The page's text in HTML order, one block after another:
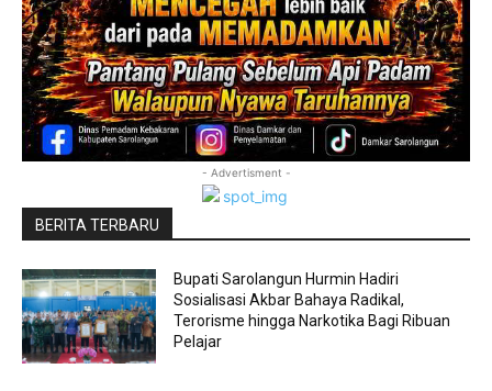
- Advertisment -
BERITA TERBARU
Bupati Sarolangun Hurmin Hadiri
Sosialisasi Akbar Bahaya Radikal,
Terorisme hingga Narkotika Bagi Ribuan
Pelajar